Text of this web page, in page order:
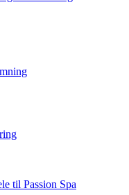
til Passion Spa